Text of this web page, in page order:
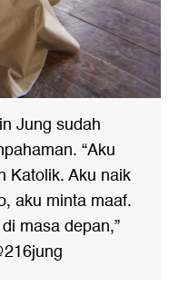
Jung sudah
“Aku
Katolik. Aku naik
aku minta maaf.
masa depan,”